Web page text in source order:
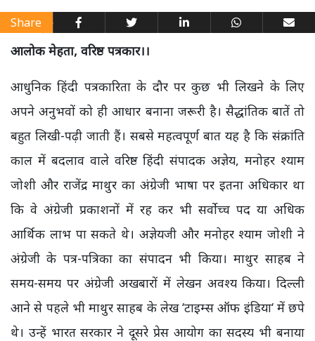
Share
आलोक मेहता, वरिष्ठ पत्रकार।।
आधुनिक हिंदी पत्रकारिता के दौर पर कुछ भी लिखने के लिए
अपने अनुभवों को ही आधार बनाना जरूरी है। सैद्धांतिक बातें तो
बहुत लिखी-पढ़ी जाती हैं। सबसे महत्वपूर्ण बात यह है कि संक्रांति
काल में बदलाव वाले वरिष्ठ हिंदी संपादक अज्ञेय, मनोहर श्याम
जोशी और राजेंद्र माथुर का अंग्रेजी भाषा पर इतना अधिकार था
कि वे अंग्रेजी प्रकाशनों में रह कर भी सर्वोच्च पद या अधिक
आर्थिक लाभ पा सकते थे। अज्ञेयजी और मनोहर श्याम जोशी ने
अंग्रेजी के पत्र-पत्रिका का संपादन भी किया। माथुर साहब ने
समय-समय पर अंग्रेजी अखबारों में लेखन अवश्य किया। दिल्ली
आने से पहले भी माथुर साहब के लेख ‘टाइम्स ऑफ इंडिया‘ में छपे
थे। उन्हें भारत सरकार ने दूसरे प्रेस आयोग का सदस्य भी बनाया